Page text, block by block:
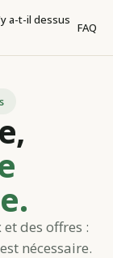
a-t-il dessus
FAQ
des offres :
nécessaire.